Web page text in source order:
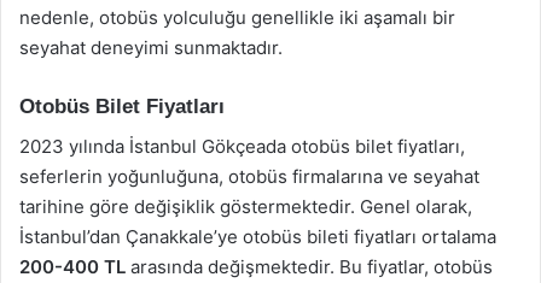
nedenle, otobüs yolculuğu genellikle iki aşamalı bir
seyahat deneyimi sunmaktadır.
Otobüs Bilet Fiyatları
2023 yılında İstanbul Gökçeada otobüs bilet fiyatları,
seferlerin yoğunluğuna, otobüs firmalarına ve seyahat
tarihine göre değişiklik göstermektedir. Genel olarak,
İstanbul’dan Çanakkale’ye otobüs bileti fiyatları ortalama
200-400 TL arasında değişmektedir. Bu fiyatlar, otobüs